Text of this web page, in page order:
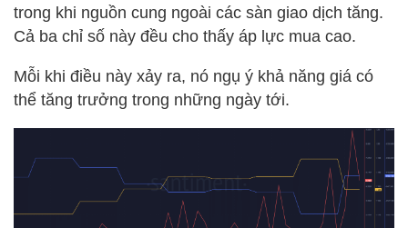
trong khi nguồn cung ngoài các sàn giao dịch tăng.
Cả ba chỉ số này đều cho thấy áp lực mua cao.
Mỗi khi điều này xảy ra, nó ngụ ý khả năng giá có
thể tăng trưởng trong những ngày tới.